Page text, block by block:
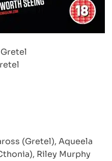
(Gretel), Aqueela
Riley Murphy